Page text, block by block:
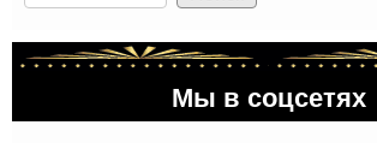
Мы в соцсетях